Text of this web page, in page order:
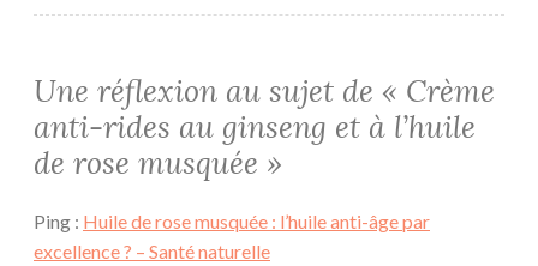
Une réflexion au sujet de « Crème
anti-rides au ginseng et à l’huile
de rose musquée »
Ping : Huile de rose musquée : l’huile anti-âge par
excellence ? – Santé naturelle